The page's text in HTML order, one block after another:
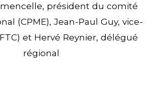
président du comité
(CPME), Jean-Paul Guy, vice-
et Hervé Reynier, délégué
régional